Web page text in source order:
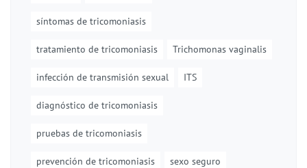
síntomas de tricomoniasis
tratamiento de tricomoniasis Trichomonas vaginalis
infección de transmisión sexual ITS
diagnóstico de tricomoniasis
pruebas de tricomoniasis
prevención de tricomoniasis sexo seguro